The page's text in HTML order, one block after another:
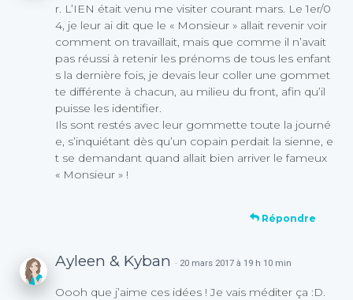
r. L’IEN était venu me visiter courant mars. Le 1er/0
4, je leur ai dit que le « Monsieur » allait revenir voir
comment on travaillait, mais que comme il n’avait
pas réussi à retenir les prénoms de tous les enfant
s la dernière fois, je devais leur coller une gommet
te différente à chacun, au milieu du front, afin qu’il
puisse les identifier.
Ils sont restés avec leur gommette toute la journé
e, s’inquiétant dès qu’un copain perdait la sienne, e
t se demandant quand allait bien arriver le fameux
« Monsieur » !
Répondre
Ayleen & Kyban · 20 mars 2017 à 19 h 10 min
Oooh que j’aime ces idées ! Je vais méditer ça :D.